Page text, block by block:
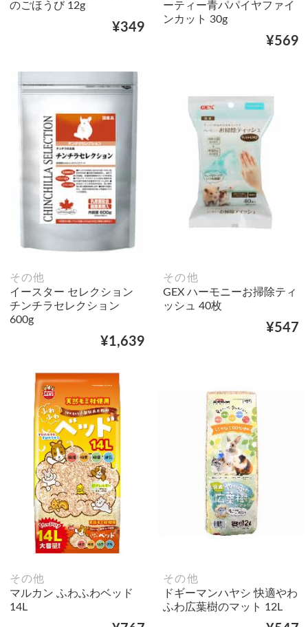
のごほうび 12g
¥349
ーティー青パパイヤファイ
ンカット 30g
¥569
その他
イースター セレクション
チンチラセレクション
600g
¥1,639
その他
GEX ハーモニーお掃除ティ
ッシュ 40枚
¥547
その他
マルカン ふわふわベッド
14L
その他
ドギーマンハヤシ 快適やわ
ふわ広葉樹のマット 12L